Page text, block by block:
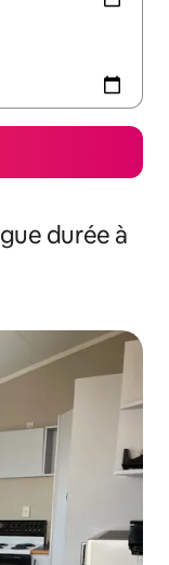
durée à